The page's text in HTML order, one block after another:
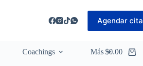
Agendar cita
Coachings MásCarro
$0.00